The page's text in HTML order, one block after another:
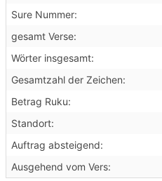
Sure Nummer:
gesamt Verse:
Wörter insgesamt:
Gesamtzahl der Zeichen:
Betrag Ruku:
Standort:
Auftrag absteigend:
Ausgehend vom Vers: